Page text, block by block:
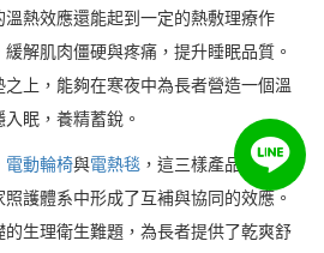
溫熱效應還能起到一定的熱敷理療作
解肌肉僵硬與疼痛，提升睡眠品質。
之上，能夠在寒夜中為長者營造一個溫
眠，養精蓄銳。
電動輪椅與電熱毯 ，這三樣產品看似分
護體系中形成了互補與協同的效應。
的生理衛生難題，為長者提供了乾爽舒